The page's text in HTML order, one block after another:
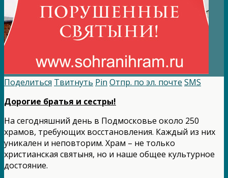
Поделиться Твитнуть Pin Отпр. по эл. почте SMS
Дорогие братья и сестры!
На сегодняшний день в Подмосковье около 250
храмов, требующих восстановления. Каждый из них
уникален и неповторим. Храм – не только
христианская святыня, но и наше общее культурное
достояние.